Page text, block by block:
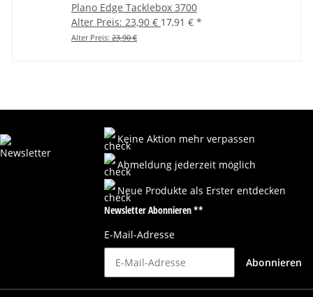
Plano Edge Tacklebox 3700
Alter Preis: 23,90 € 17,91 € *
Alter Preis: 23,90 €
Keine Aktion mehr verpassen
Abmeldung jederzeit möglich
Neue Produkte als Erster entdecken
Newsletter Abonnieren **
E-Mail-Adresse
Abonnieren